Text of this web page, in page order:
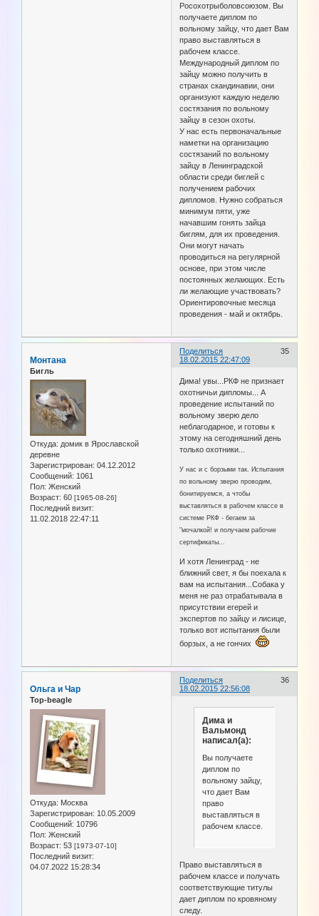
Росохотрыболовсоюзом. Вы
получаете диплом по
вольному зайцу, что дает Вам
право выставляться в
рабочем классе.
Международный диплом по
зайцу можно получить в
странах скандинавии, они
организуют каждую неделю
состязания по вольному
зайцу в сезон охоты.
У нас есть первоначальные
наметки на организацию
состязаний по вольному
зайцу в Ленинградской
области среди биглей с
получением рабочих
дипломов. Нужно собраться
минимум пяти, уже
начавшим гонять зайца
биглям, для их проведения.
Они могут начать
проводиться на регулярной
основе, при этом числе
постоянных желающих. Есть
ли желающие участвовать?
Ориентировочные месяца
проведения - май и октябрь.
Поделиться
35
18.02.2015 22:47:09
Монтана
Бигль
Откуда: домик в Ярославской
деревне
Зарегистрирован: 04.12.2012
Сообщений: 1061
Пол: Женский
Возраст: 60 [1965-08-26]
Последний визит:
11.02.2018 22:47:11
Дима! увы...РКФ не признает
охотничьи дипломы... А
проведение испытаний по
вольному зверю дело
неблагодарное, и готовы к
этому на сегодняшний день
только охотники...
У нас и с борзыми так. Испытания
по вольному зверю проводим,
бонитируемся, а чтобы
выставляться в рабочем классе в
системе РКФ - бегаем за
"мочалкой! и получаем рабочие
сертификаты...
И хотя Ленинград - не
ближний свет, я бы поехала к
вам на испытания...Собака у
меня не раз отрабатывала в
присутствии егерей и
экспертов по зайцу и лисице,
только вот испытания были
борзых, а не гончих
Поделиться
36
18.02.2015 22:56:08
Ольга и Чар
Top-beagle
Откуда: Москва
Зарегистрирован: 10.05.2009
Сообщений: 10796
Пол: Женский
Возраст: 53 [1973-07-10]
Последний визит:
04.07.2022 15:28:34
Дима и
Вальмонд
написал(а):
Вы получаете
диплом по
вольному зайцу,
что дает Вам
право
выставляться в
рабочем классе.
Право выставляться в
рабочем классе и получать
соответствующие титулы
дает диплом по кровяному
следу.